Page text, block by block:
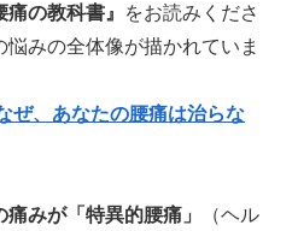
痛の教科書』
をお読みくださ
みの全体像が描かれていま
ぜ、あなたの腰痛は治らな
みが「特異的腰痛」
（ヘル